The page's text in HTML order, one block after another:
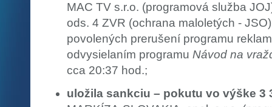
MAC TV s.r.o. (programová služba
ods. 4 ZVR (ochrana maloletých -
povolených prerušení programu
odvysielaním programu Návod na
cca 20:37 hod.;
uložila sankciu – pokutu vo výške 3